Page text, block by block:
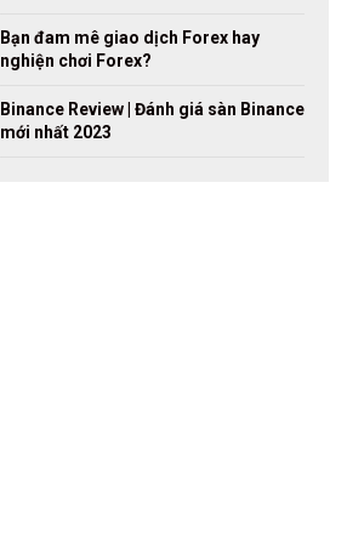
Bạn đam mê giao dịch Forex hay
nghiện chơi Forex?
Binance Review | Đánh giá sàn Binance
mới nhất 2023